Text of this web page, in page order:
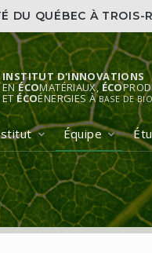
DU QUÉBEC À TROIS-
INSTITUT D'INNOVATIONS
ENÉCOMATÉRIAUX,ÉCO
ETÉCOÉNERGIES ÀBASE DE
Équipe